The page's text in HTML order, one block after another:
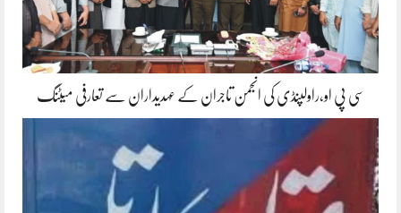
سی پی او،راولپنڈی کی انجمن تاجران کے عہدیداران سے تعارفی میٹنگ